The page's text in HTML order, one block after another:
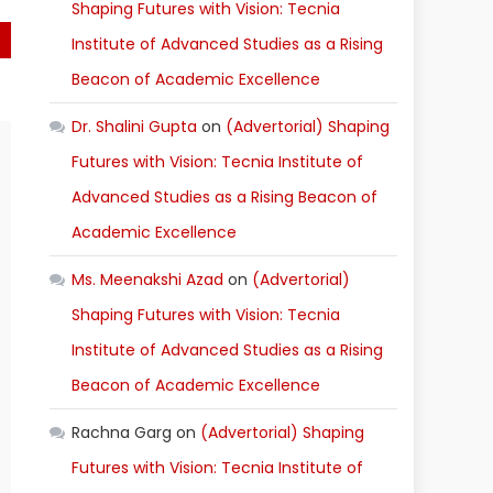
Shaping Futures with Vision: Tecnia
Institute of Advanced Studies as a Rising
Beacon of Academic Excellence
Dr. Shalini Gupta on (Advertorial) Shaping
Futures with Vision: Tecnia Institute of
Advanced Studies as a Rising Beacon of
Academic Excellence
Ms. Meenakshi Azad on (Advertorial)
Shaping Futures with Vision: Tecnia
Institute of Advanced Studies as a Rising
Beacon of Academic Excellence
Rachna Garg on (Advertorial) Shaping
Futures with Vision: Tecnia Institute of